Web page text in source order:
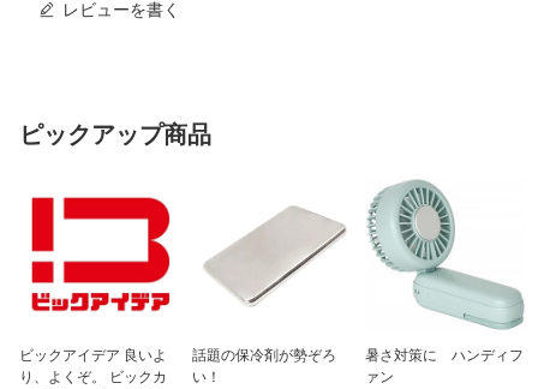
レビューを書く
ピックアップ商品
ビックアイデア 良いよ
り、よくぞ。 ビックカ
話題の保冷剤が勢ぞろ
い！
暑さ対策に ハンディフ
ァン